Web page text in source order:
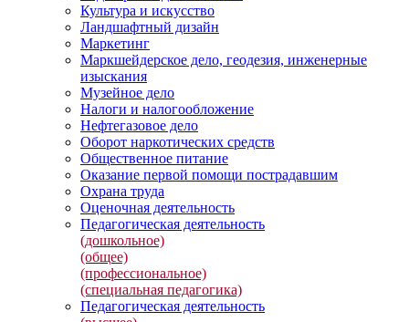
Культура и искусство
Ландшафтный дизайн
Маркетинг
Маркшейдерское дело, геодезия, инженерные
изыскания
Музейное дело
Налоги и налогообложение
Нефтегазовое дело
Оборот наркотических средств
Общественное питание
Оказание первой помощи пострадавшим
Охрана труда
Оценочная деятельность
Педагогическая деятельность
(дошкольное)
(общее)
(профессиональное)
(специальная педагогика)
Педагогическая деятельность